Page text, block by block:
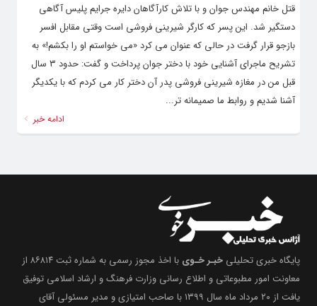
قتل خانم مهندس جوان و با تلاش کارآگاهان دایره جرایم پلیس آگاهی
دستگیر شد. این پسر که کارگر شیرینی فروشی است وقتی مقابل افسر
بازجو قرار گرفت در حالی که عنوان می کرد «می خواستم او را بکشم!» به
تشریح ماجرای آشنایی خود با دختر جوان پرداخت و گفت: حدود ۳ سال
قبل من در مغازه شیرینی فروشی پدر آن دختر کار می کردم که با یکدیگر
آشنا شدیم و روابط ما صمیمانه تر...
ادامه خبر
پایگاه خبری تحلیلی خبـر خـوی
با اخذ مجوز رسمی به شماره ثبت ۸۶۸۱۴ از
معاونت امور مطبوعاتی و اطلاع رسانی وزارت فرهنگ و ارشاد اسلامی توفیق
یافت از ۲۰ مرداد ماه سال ۱۳۹۹ با صاحب امتیازی و مدیر مسئولی آقای